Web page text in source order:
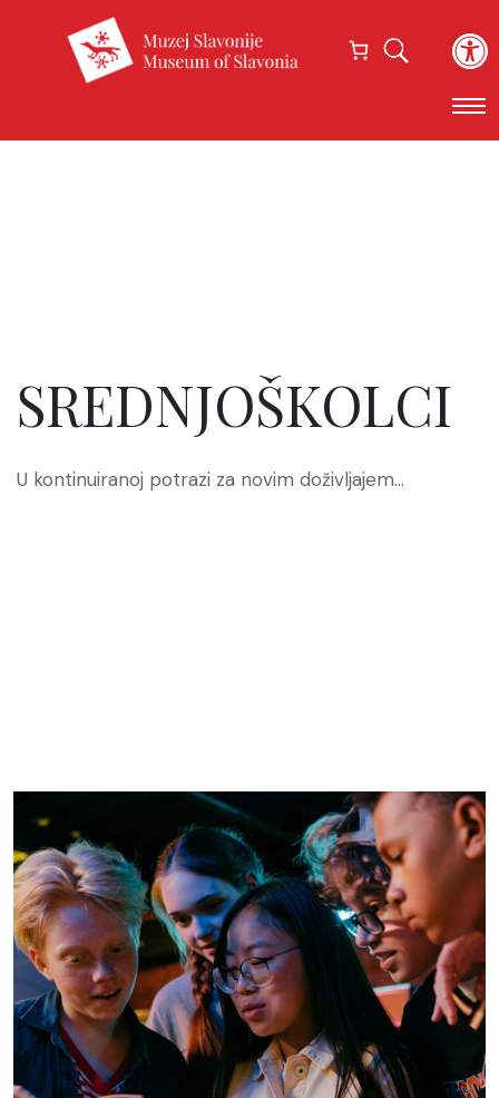
SREDNJOŠKOLCI
U kontinuiranoj potrazi za novim doživljajem…